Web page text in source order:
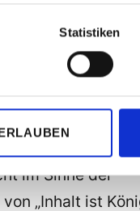
Statistiken
sind .
Sie Ihre
im Sinne der
„Inhalt ist